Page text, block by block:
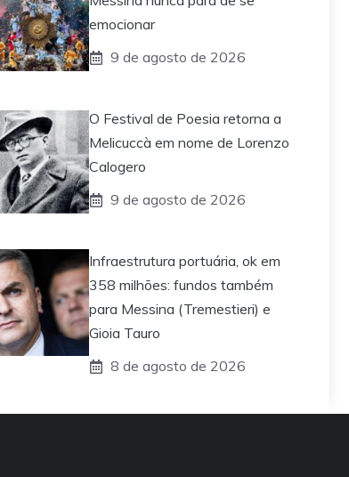
emocionar
9 de agosto de 2026
O Festival de Poesia retorna a
Melicuccà em nome de Lorenzo
Calogero
9 de agosto de 2026
Infraestrutura portuária, ok em
358 milhões: fundos também
para Messina (Tremestieri) e
Gioia Tauro
8 de agosto de 2026